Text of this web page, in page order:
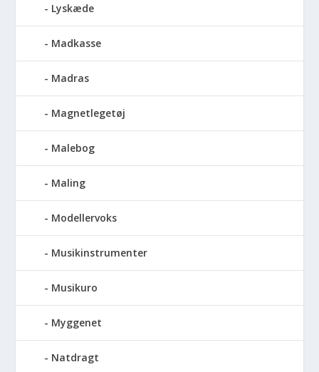
Lyskæde
Madkasse
Madras
Magnetlegetøj
Malebog
Maling
Modellervoks
Musikinstrumenter
Musikuro
Myggenet
Natdragt